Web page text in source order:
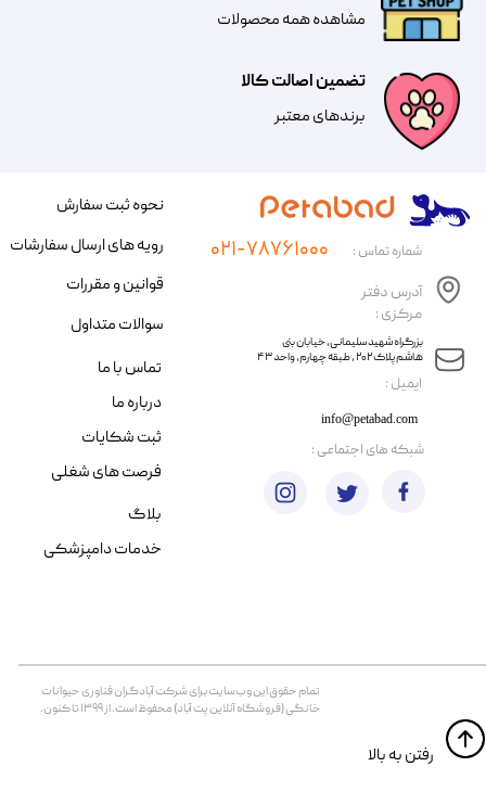
تضمین اصالت کالا
​​برندهای معتبر​​​​​​​
مشاهده همه محصولات
​ایمیل :
آدرس دفتر
مرکزی :
info@petabad.com
​​بزرگراه شهید سلیمانی، خیابان بنی
هاشم پلاک ۲۰۲ ، طبقه چهارم، واحد ۴۳
شماره تماس : ۰۲۱-۷۸۷۶۱۰۰۰
تمام حقوق اين وب‌سايت برای شرکت آبادگران فناوری حیوانات
خانگی (فروشگاه آنلاین پت آباد) محفوظ است. از ۱۳۹۹ تا کنون.
​​رفتن به بالا
نحوه ثبت سفارش
رویه های ارسال سفارشات
قوانین و مقررات
سوالات متداول
تماس با ما
درباره ما
ثبت شکایات
فرصت های شغلی
​شبکه های اجتماعی :
بلاگ
خدمات دامپزشکی